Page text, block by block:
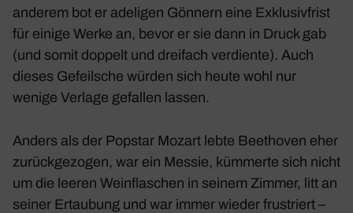
anderem bot er adeligen Gönnern eine Exklu­siv­frist
für einige Werke an, bevor er sie dann in Druck gab
(und somit doppelt und drei­fach verdiente). Auch
dieses Gefeil­sche würden sich heute wohl nur
wenige Verlage gefallen lassen.
Anders als der Popstar Mozart lebte Beet­hoven eher
zurück­ge­zogen, war ein Messie, kümmerte sich nicht
um die leeren Wein­fla­schen in seinem Zimmer, litt an
seiner Ertau­bung und war immer wieder frus­triert –